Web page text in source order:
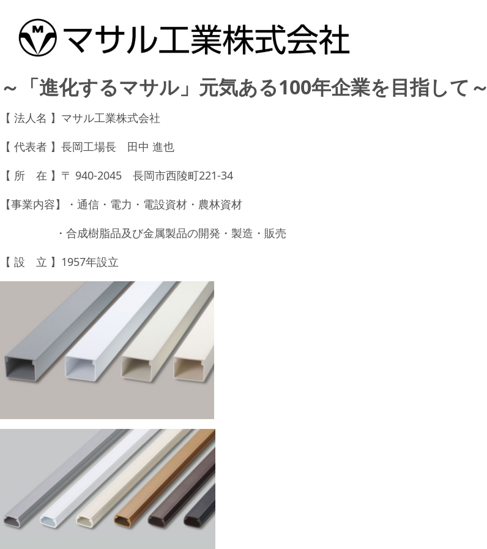
～「進化するマサル」元気ある100年企業を目指して～
【 法人名 】マサル工業株式会社
【 代表者 】長岡工場長 田中 進也
【 所 在 】〒 940-2045 長岡市西陵町221-34
【事業内容】・通信・電力・電設資材・農林資材
・合成樹脂品及び金属製品の開発・製造・販売
【 設 立 】1957年設立